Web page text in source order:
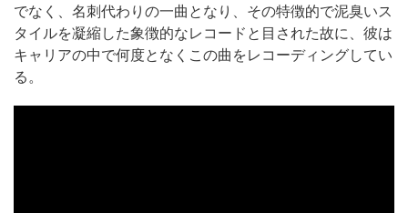
でなく、名刺代わりの一曲となり、その特徴的で泥臭いス
タイルを凝縮した象徴的なレコードと目された故に、彼は
キャリアの中で何度となくこの曲をレコーディングしてい
る。